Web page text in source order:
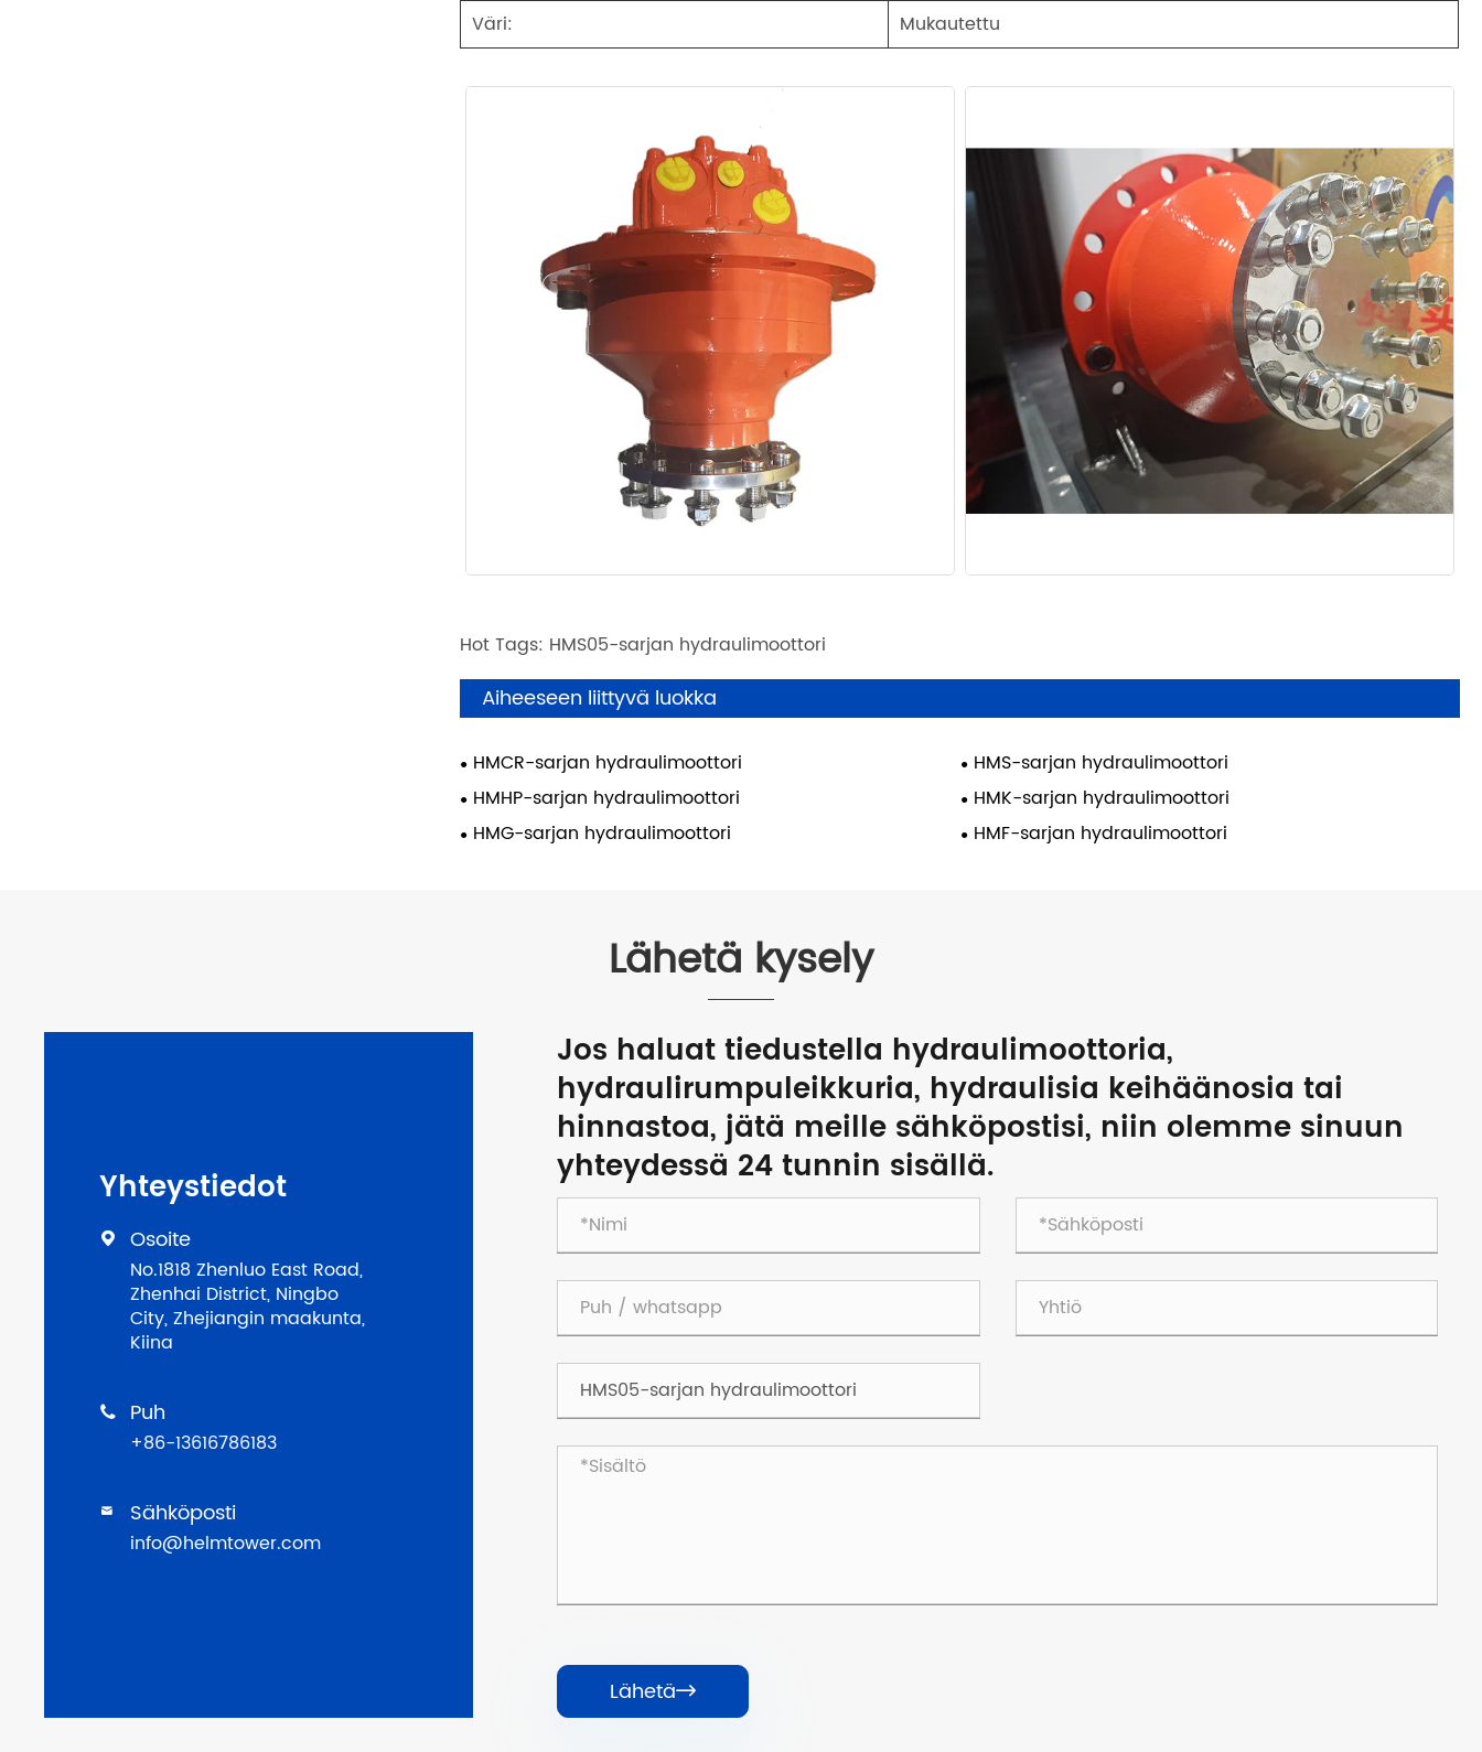
Väri:
Mukautettu
Hot Tags: HMS05-sarjan hydraulimoottori
Aiheeseen liittyvä luokka
HMCR-sarjan hydraulimoottori
HMS-sarjan hydraulimoottori
HMHP-sarjan hydraulimoottori
HMK-sarjan hydraulimoottori
HMG-sarjan hydraulimoottori
HMF-sarjan hydraulimoottori
Lähetä kysely
Yhteystiedot
 Osoite
No.1818 Zhenluo East Road,
Zhenhai District, Ningbo
City, Zhejiangin maakunta,
Kiina
 Puh
+86-13616786183
 Sähköposti
info@helmtower.com
Jos haluat tiedustella hydraulimoottoria,
hydraulirumpuleikkuria, hydraulisia keihäänosia tai
hinnastoa, jätä meille sähköpostisi, niin olemme sinuun
yhteydessä 24 tunnin sisällä.
Lähetä